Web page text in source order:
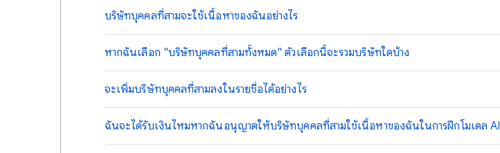
บริษัทบุคคลที่สามจะใช้เนื้อหาของฉันอย่างไร
หากฉันเลือก "บริษัทบุคคลที่สามทั้งหมด" ตัวเลือกนี้จะรวมบริษัทใดบ้าง
จะเพิ่มบริษัทบุคคลที่สามลงในรายชื่อได้อย่างไร
ฉันจะได้รับเงินไหมหากฉันอนุญาตให้บริษัทบุคคลที่สามใช้เนื้อหาของฉันในการฝึกโมเดล AI